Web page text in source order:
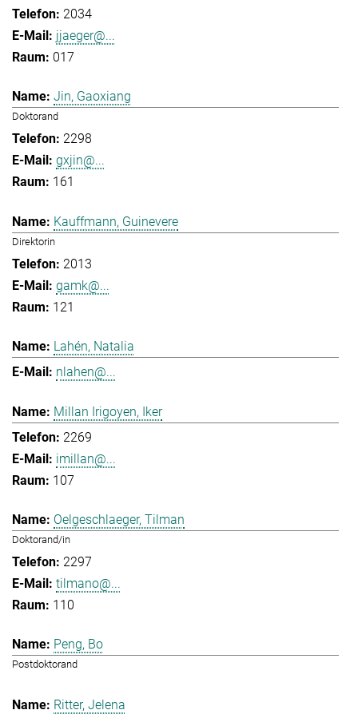
2034
jjaeger@...
017
Jin, Gaoxiang
Doktorand
2298
gxjin@...
161
Kauffmann, Guinevere
Direktorin
2013
gamk@...
121
Lahén, Natalia
nlahen@...
Millan Irigoyen, Iker
2269
imillan@...
107
Oelgeschlaeger, Tilman
Doktorand/in
2297
tilmano@...
110
Peng, Bo
Postdoktorand
Ritter, Jelena